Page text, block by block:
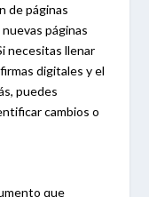
de páginas
páginas
necesitas llenar
digitales y el
puedes
cambios o
que